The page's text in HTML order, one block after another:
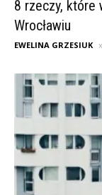
8 rzeczy, które
Wrocławiu
EWELINA GRZESIUK